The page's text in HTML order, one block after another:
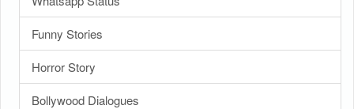
Funny Stories
Horror Story
Bollywood Dialogues